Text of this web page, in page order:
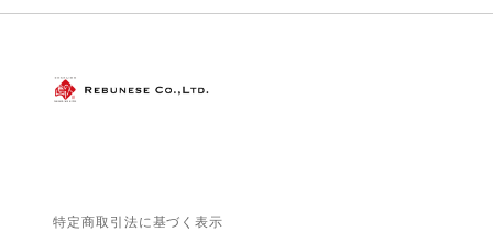
特定商取引法に基づく表示